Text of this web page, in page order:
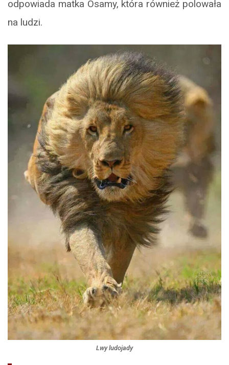
odpowiada matka Osamy, która również polowała
na ludzi.
Lwy ludojady